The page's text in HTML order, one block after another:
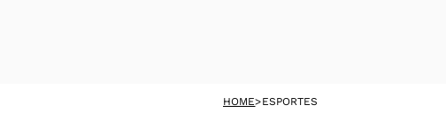
HOME>ESPORTES